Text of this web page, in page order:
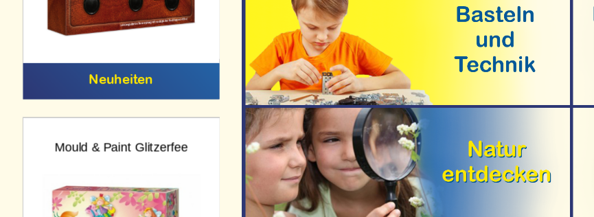
Neuheiten
Mould & Paint Glitzerfee SCOUT Entdecker-Set Mould & Paint Glitzerfee